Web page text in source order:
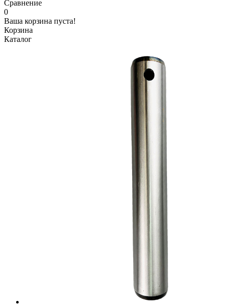
Сравнение
0
Ваша корзина пуста!
Корзина
Каталог